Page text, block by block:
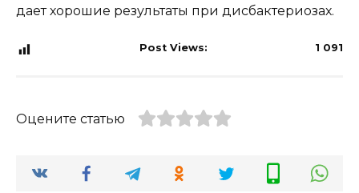
дает хорошие результаты при дисбактериозах.
Post Views: 1 091
Оцените статью